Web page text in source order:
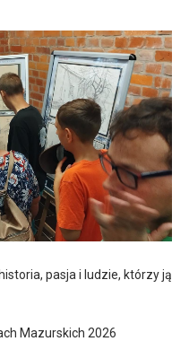
pasja i ludzie, którzy ją
Mazurskich 2026